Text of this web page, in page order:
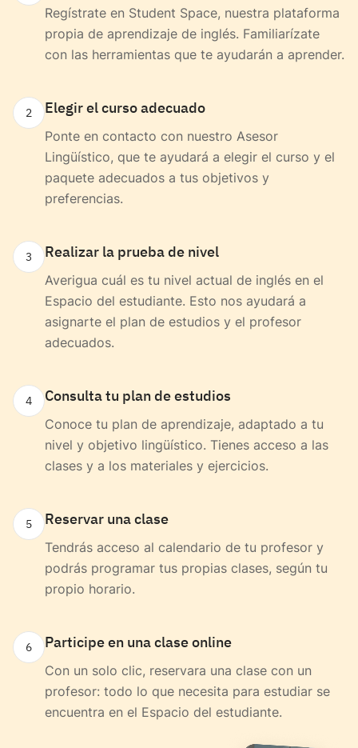
Regístrate en Student Space, nuestra plataforma
propia de aprendizaje de inglés. Familiarízate
con las herramientas que te ayudarán a aprender.
2 Elegir el curso adecuado
Ponte en contacto con nuestro Asesor
Lingüístico, que te ayudará a elegir el curso y el
paquete adecuados a tus objetivos y
preferencias.
3 Realizar la prueba de nivel
Averigua cuál es tu nivel actual de inglés en el
Espacio del estudiante. Esto nos ayudará a
asignarte el plan de estudios y el profesor
adecuados.
4 Consulta tu plan de estudios
Conoce tu plan de aprendizaje, adaptado a tu
nivel y objetivo lingüístico. Tienes acceso a las
clases y a los materiales y ejercicios.
5 Reservar una clase
Tendrás acceso al calendario de tu profesor y
podrás programar tus propias clases, según tu
propio horario.
6 Participe en una clase online
Con un solo clic, reservara una clase con un
profesor: todo lo que necesita para estudiar se
encuentra en el Espacio del estudiante.